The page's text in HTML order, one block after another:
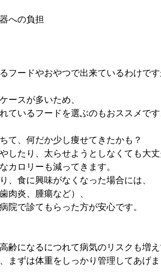
への負担
フードやおやつで出来ているわけで
ースが多いため、
ているフードを選ぶのもおススメで
て、何だか少し痩せてきたかも？
したり、太らせようとしなくても大
カロリーも減ってきます。
、食に興味がなくなった場合には、
肉炎、腫瘍など）、
院で診てもらった方が安心です。
齢になるにつれて病気のリスクも増
まずは体重をしっかり管理してあげ